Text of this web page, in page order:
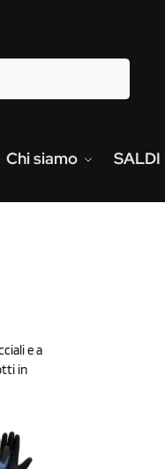
Chi siamo SALDI
e a
in